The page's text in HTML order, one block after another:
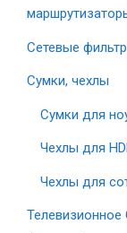
Сетевые
Сумки, чехлы
Сумки для
Чехлы для
Чехлы для